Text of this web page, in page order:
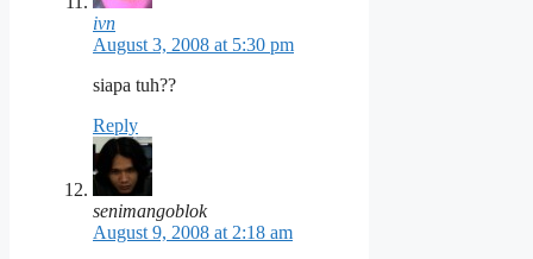
ivn
August 3, 2008 at 5:30 pm
siapa tuh??
Reply
senimangoblok
August 9, 2008 at 2:18 am